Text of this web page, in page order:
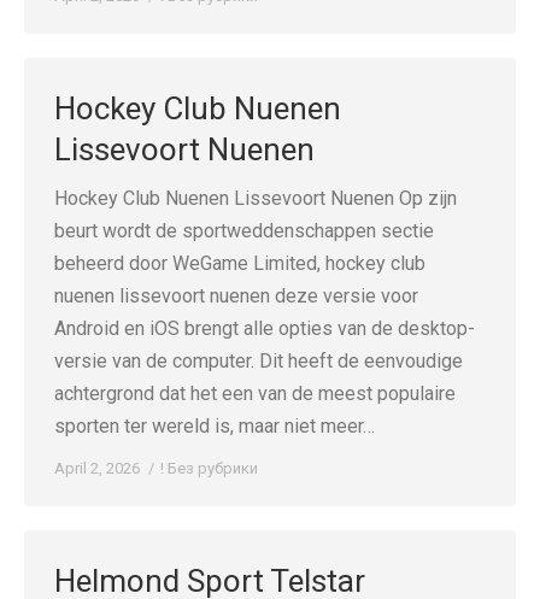
Hockey Club Nuenen
Lissevoort Nuenen
Hockey Club Nuenen Lissevoort Nuenen Op zijn
beurt wordt de sportweddenschappen sectie
beheerd door WeGame Limited, hockey club
nuenen lissevoort nuenen deze versie voor
Android en iOS brengt alle opties van de desktop-
versie van de computer. Dit heeft de eenvoudige
achtergrond dat het een van de meest populaire
sporten ter wereld is, maar niet meer…
April 2, 2026 ! Без рубрики
Helmond Sport Telstar